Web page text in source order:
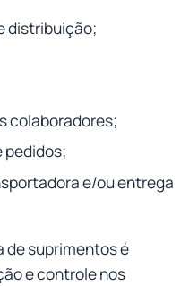
distribuição;
colaboradores;
pedidos;
e/ou entrega
de suprimentos é
e controle nos